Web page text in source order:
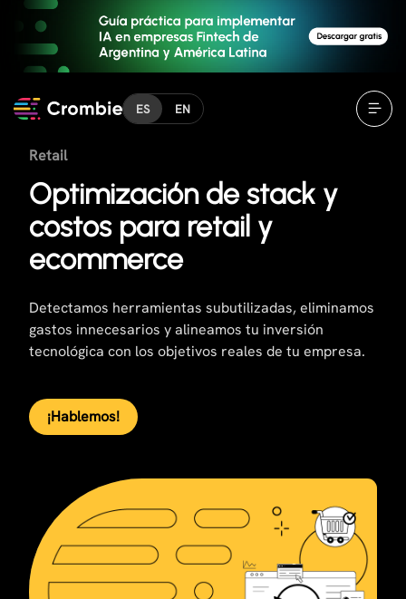
ES EN
Retail
Optimización de stack y
costos para retail y
ecommerce
Detectamos herramientas subutilizadas, eliminamos
gastos innecesarios y alineamos tu inversión
tecnológica con los objetivos reales de tu empresa.
¡Hablemos!